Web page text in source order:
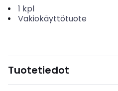
1 kpl
Vakiokäyttötuote
Tuotetiedot